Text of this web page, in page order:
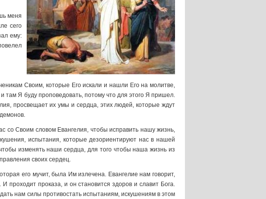
меня
сего
ему:
Своим, которые Его искали и нашли Его на молитве,
там Я буду проповедовать, потому что для этого Я пришел.
просвещает их умы и сердца, этих людей, которые ждут
со Своим словом Евангелия, чтобы исправить нашу жизнь,
испытания, которые дезориентируют нас в нашей
изменять наши сердца, для того чтобы наша жизнь из
своих сердец.
его мучит, была Им излечена. Евангелие нам говорит,
проходит проказа, и он становится здоров и славит Бога.
нам силы противостать испытаниям, искушениям в этом